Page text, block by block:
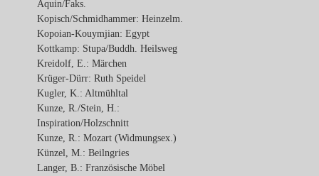
Aquin/Faks.
Kopisch/Schmidhammer: Heinzelm.
Kopoian-Kouymjian: Egypt
Kottkamp: Stupa/Buddh. Heilsweg
Kreidolf, E.: Märchen
Krüger-Dürr: Ruth Speidel
Kugler, K.: Altmühltal
Kunze, R./Stein, H.:
Inspiration/Holzschnitt
Kunze, R.: Mozart (Widmungsex.)
Künzel, M.: Beilngries
Langer, B.: Französische Möbel